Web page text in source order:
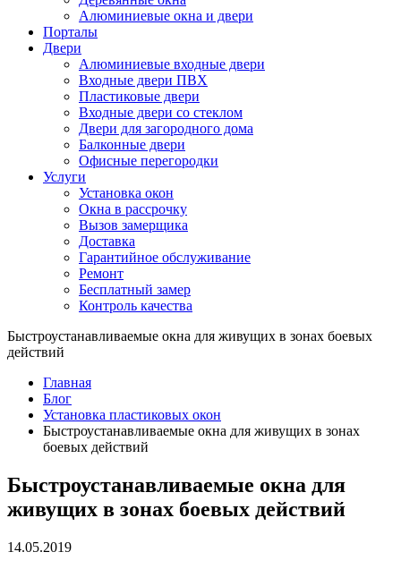
Алюминиевые окна и двери
Порталы
Двери
Алюминиевые входные двери
Входные двери ПВХ
Пластиковые двери
Входные двери со стеклом
Двери для загородного дома
Балконные двери
Офисные перегородки
Услуги
Установка окон
Окна в рассрочку
Вызов замерщика
Доставка
Гарантийное обслуживание
Ремонт
Бесплатный замер
Контроль качества
Быстроустанавливаемые окна для живущих в зонах боевых
действий
Главная
Блог
Установка пластиковых окон
Быстроустанавливаемые окна для живущих в зонах
боевых действий
Быстроустанавливаемые окна для
живущих в зонах боевых действий
14.05.2019